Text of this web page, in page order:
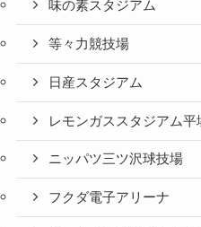
味の素スタジアム
等々力競技場
日産スタジアム
レモンガススタジアム平
ニッパツ三ツ沢球技場
フクダ電子アリーナ